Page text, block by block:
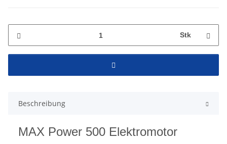
Stk
Beschreibung
MAX Power 500 Elektromotor